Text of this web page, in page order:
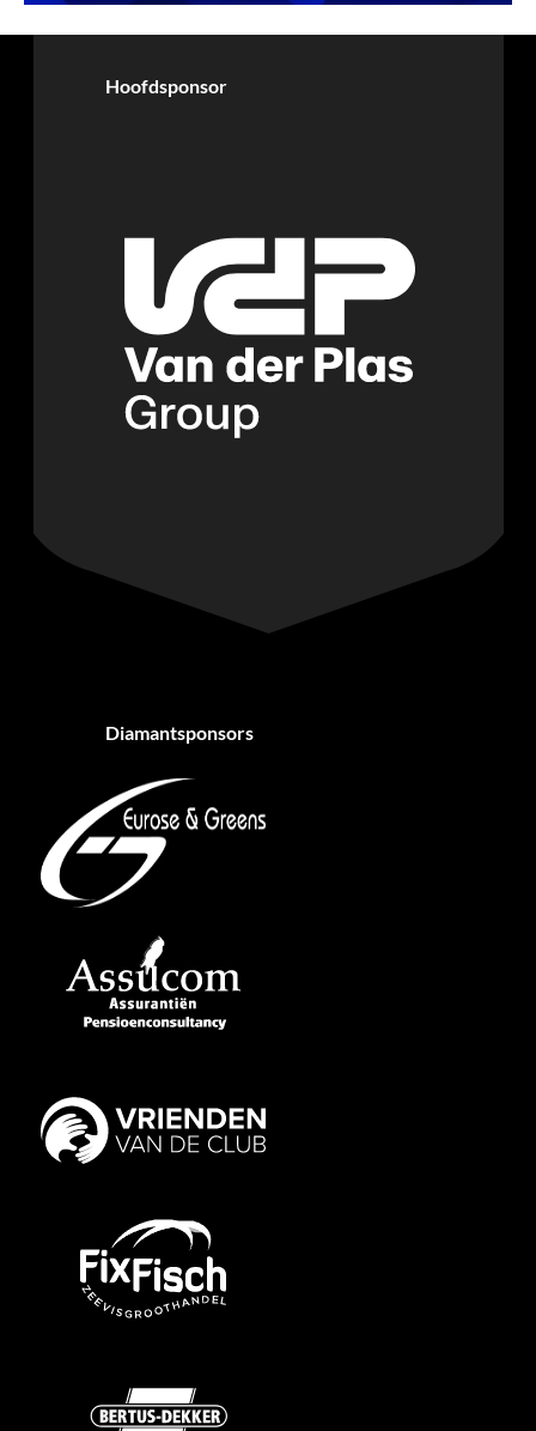
Hoofdsponsor
Diamantsponsors